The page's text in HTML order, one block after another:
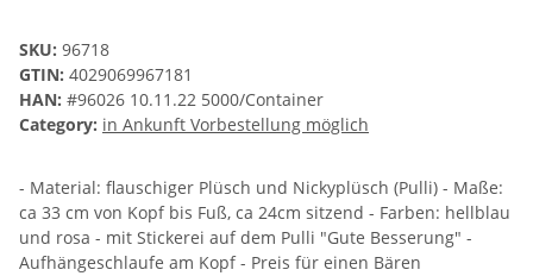
SKU: 96718
GTIN: 4029069967181
HAN: #96026 10.11.22 5000/Container
Category: in Ankunft Vorbestellung möglich
- Material: flauschiger Plüsch und Nickyplüsch (Pulli) - Maße:
ca 33 cm von Kopf bis Fuß, ca 24cm sitzend - Farben: hellblau
und rosa - mit Stickerei auf dem Pulli "Gute Besserung" -
Aufhängeschlaufe am Kopf - Preis für einen Bären